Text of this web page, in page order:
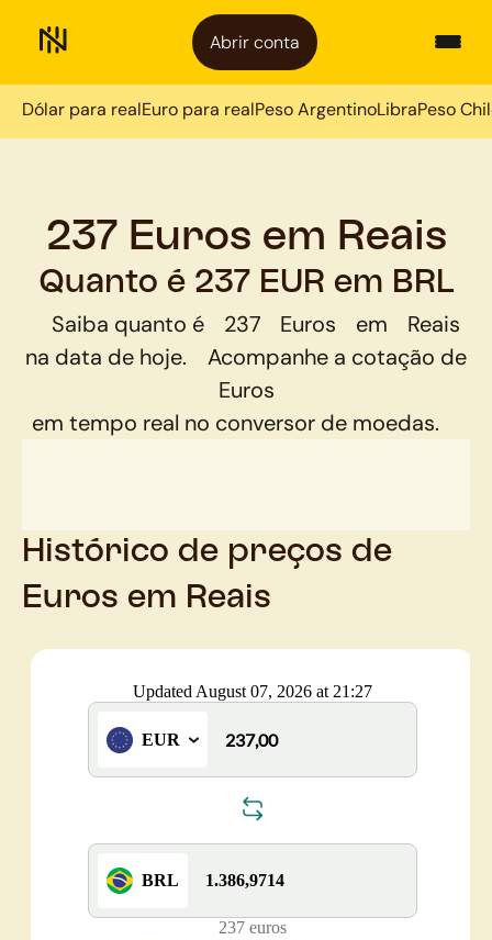
Abrir conta
Dólar para realEuro para realPeso ArgentinoLibraPeso
237 Euros em Reais
Quanto é 237 EUR em BRL
Saiba quanto é 237 Euros em
Reais
na data de hoje.
Acompanhe a cotação de
Euros
em tempo real no conversor de moedas.
Histórico de preços de
Euros em Reais